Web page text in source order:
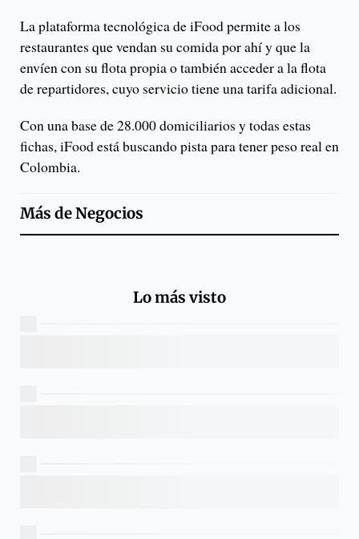
La plataforma tecnológica de iFood permite a los
restaurantes que vendan su comida por ahí y que la
envíen con su flota propia o también acceder a la flota
de repartidores, cuyo servicio tiene una tarifa adicional.
Con una base de 28.000 domiciliarios y todas estas
fichas, iFood está buscando pista para tener peso real en
Colombia.
Más deNegocios
Lo más visto